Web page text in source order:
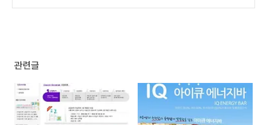
관련글